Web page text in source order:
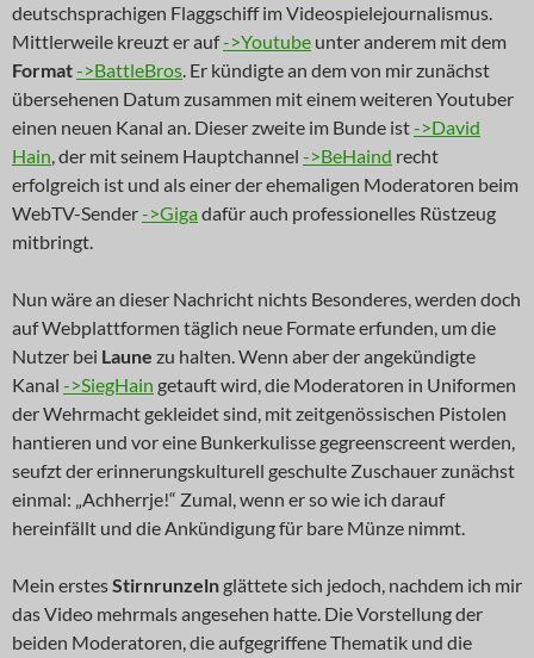
deutschsprachigen Flaggschiff im Videospielejournalismus.
Mittlerweile kreuzt er auf->Youtube unter anderem mit dem
Format->BattleBros. Er kündigte an dem von mir zunächst
übersehenen Datum zusammen mit einem weiteren Youtuber
einen neuen Kanal an. Dieser zweite im Bunde ist->David
Hain, der mit seinem Hauptchannel ->BeHaind recht
erfolgreich ist und als einer der ehemaligen Moderatoren beim
WebTV-Sender->Gigadafür auch professionelles Rüstzeug
mitbringt.
Nun wäre an dieser Nachricht nichts Besonderes, werden doch
auf Webplattformen täglich neue Formate erfunden, um die
Nutzer bei Laune zu halten. Wenn aber der angekündigte
Kanal ->SiegHain getauft wird, die Moderatoren in Uniformen
der Wehrmacht gekleidet sind, mit zeitgenössischen Pistolen
hantieren und vor eine Bunkerkulisse gegreenscreent werden,
seufzt der erinnerungskulturell geschulte Zuschauer zunächst
einmal: „Achherrje!“ Zumal, wenn er so wie ich darauf
hereinfällt und die Ankündigung für bare Münze nimmt.
Mein erstesStirnrunzeln glättete sich jedoch, nachdem ich mir
das Video mehrmals angesehen hatte. Die Vorstellung der
beiden Moderatoren, die aufgegriffene Thematik und die